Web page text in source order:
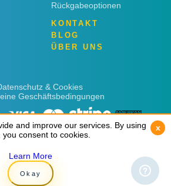
Rückgabeoptionen
KONTAKT
BLOG
ÜBER UNS
& Cookies
Geschäftsbedingungen
© 2019 Rent 'n Connect
and improve our services. By using
you consent to cookies.
Learn More
Okay
x
and improve our services. By using
you consent to cookies.
Learn More
Okay
x